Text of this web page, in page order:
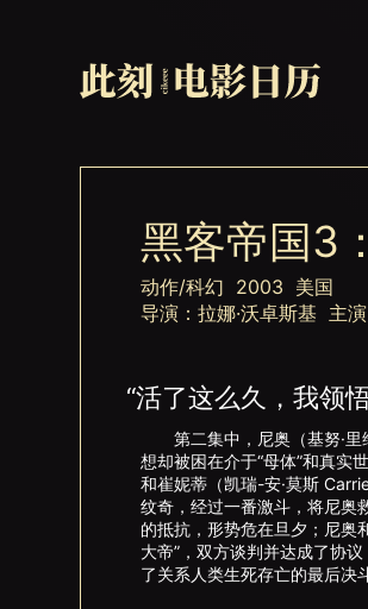
黑客帝国3
动作/科幻 2003 美国
导演：拉娜·沃卓斯基 主
“活了这么久，我领
第二集中，尼奥（基努·里
想却被困在介于“母体”和真实
和崔妮蒂（凯瑞-安·莫斯
纹奇，经过一番激斗，将尼
的抵抗，形势危在旦夕；尼奥
大帝”，双方谈判并达成了协
了关系人类生死存亡的最后决